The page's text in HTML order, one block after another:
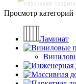
Просмотр категорий
Ламинат